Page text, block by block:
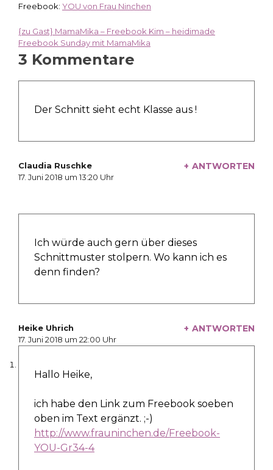
Freebook: YOU von Frau Ninchen
Beitragsnavigation
{zu Gast} MamaMika – Freebook Kim – heidimade
Freebook Sunday mit MamaMika
3 Kommentare
Der Schnitt sieht echt Klasse aus !
ANTWORTEN
Claudia Ruschke
schreibt:
17. Juni 2018 um 13:20 Uhr
Ich würde auch gern über dieses
Schnittmuster stolpern. Wo kann ich es
denn finden?
ANTWORTEN
Heike Uhrich
schreibt:
17. Juni 2018 um 22:00 Uhr
Hallo Heike,
ich habe den Link zum Freebook soeben
oben im Text ergänzt. ;-)
http://www.frauninchen.de/Freebook-
YOU-Gr34-4